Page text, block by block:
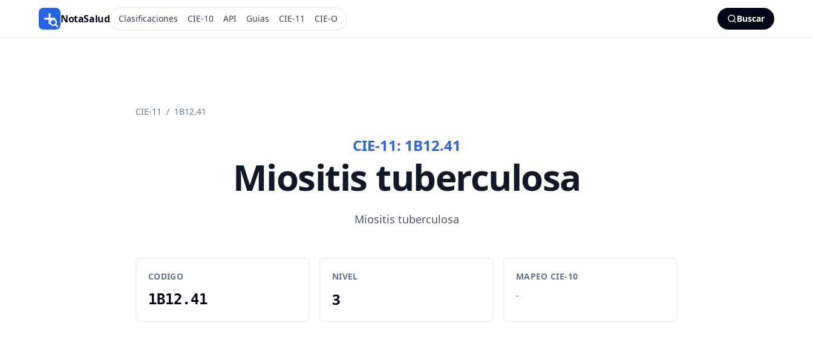
NotaSalud Clasificaciones CIE-10 API Guias CIE-11 CIE-O Buscar
CIE-11 / 1B12.41
CIE-11: 1B12.41
Miositis tuberculosa
Miositis tuberculosa
CODIGO
1B12.41
NIVEL
3
MAPEO CIE-10
-